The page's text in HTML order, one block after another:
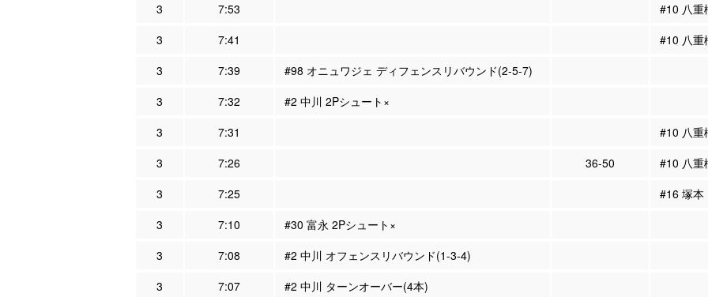
3
7:53
#10 八重
3
7:41
#10 八重
3
7:39
#98 オニュワジェ ディフェンスリバウンド(2-5-7)
3
7:32
#2 中川 2Pシュート×
3
7:31
#10 八重
3
7:26 36-50
#10 八重
3
7:25
#16 塚本
3
7:10
#30 富永 2Pシュート×
3
7:08
#2 中川 オフェンスリバウンド(1-3-4)
3
7:07
#2 中川 ターンオーバー(4本)